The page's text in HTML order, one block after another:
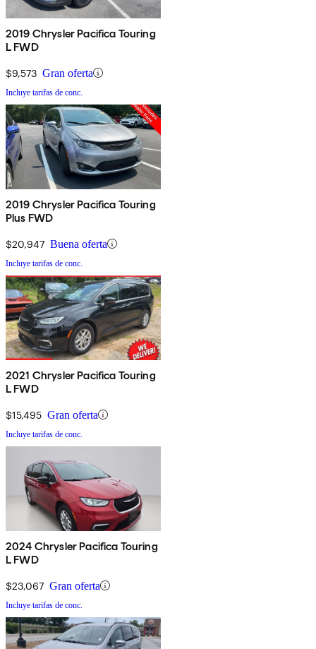
2019 Chrysler Pacifica Touring
L FWD
$9,573 Gran oferta
Incluye tarifas de conc.
2019 Chrysler Pacifica Touring
Plus FWD
$20,947 Buena oferta
Incluye tarifas de conc.
2021 Chrysler Pacifica Touring
L FWD
$15,495 Gran oferta
Incluye tarifas de conc.
2024 Chrysler Pacifica Touring
L FWD
$23,067 Gran oferta
Incluye tarifas de conc.